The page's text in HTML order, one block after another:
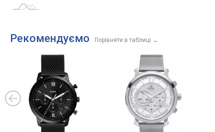
Рекомендуємо Порівняти в таблиці →